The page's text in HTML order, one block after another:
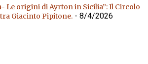
Le origini di Ayrton in Sicilia”: Il Circolo
Giacinto Pipitone. - 8/4/2026